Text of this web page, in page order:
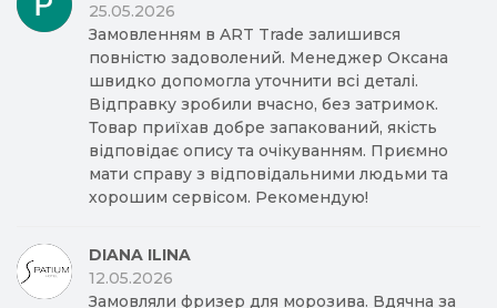
25.05.2026
Замовленням в ART Trade залишився
повністю задоволений. Менеджер Оксана
швидко допомогла уточнити всі деталі.
Відправку зробили вчасно, без затримок.
Товар приїхав добре запакований, якість
відповідає опису та очікуванням. Приємно
мати справу з відповідальними людьми та
хорошим сервісом. Рекомендую!
DIANA ILINA
12.05.2026
Замовляли фризер для морозива. Вдячна за